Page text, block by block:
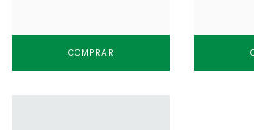
COMPRAR